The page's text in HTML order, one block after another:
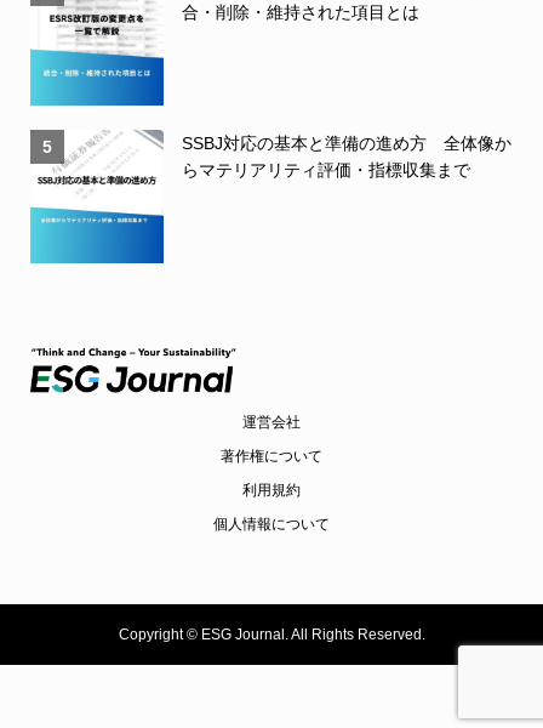
合・削除・維持された項目とは
5
SSBJ対応の基本と準備の進め方 全体像か
らマテリアリティ評価・指標収集まで
運営会社
著作権について
利用規約
個人情報について
Copyright ©ESG Journal. All Rights Reserved.